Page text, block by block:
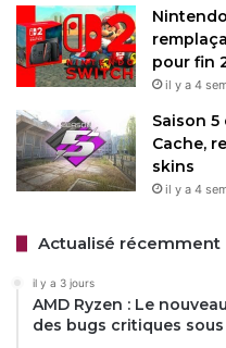
sembler forcé pour un
sont rares en usage
En fin de compte, cette
rivalité vieille de
atout des Macs : une
interruptions coûteuses.
Apple au boulot, c’est
Mais pour les irréductibles
une alternative gratuite et
humoristique, mais la
pour fin
il y a 4
Saison
Cache,
skins
il y a 4
Actualisé récemment
il y a 3 jours
AMD Ryzen : Le
des bugs critiques sous